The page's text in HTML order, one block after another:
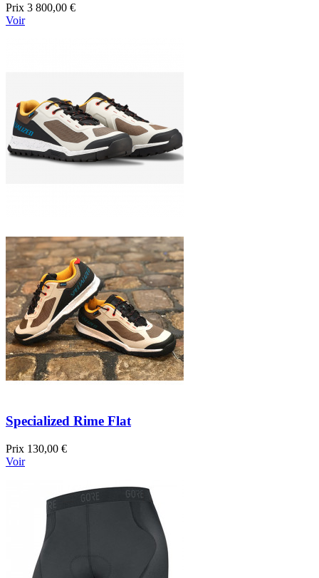
Prix 3 800,00 €
Voir
Specialized Rime Flat
Prix 130,00 €
Voir